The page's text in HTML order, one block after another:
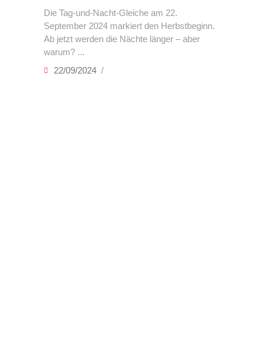
Die Tag-und-Nacht-Gleiche am 22.
September 2024 markiert den Herbstbeginn.
Ab jetzt werden die Nächte länger – aber
warum?
22/09/2024